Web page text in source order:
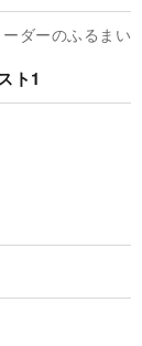
ダーのふるまい
ト1